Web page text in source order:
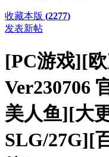
收藏本版 (2277)
发表新帖
[PC游戏][
Ver230706
美人鱼][大
SLG/27G][